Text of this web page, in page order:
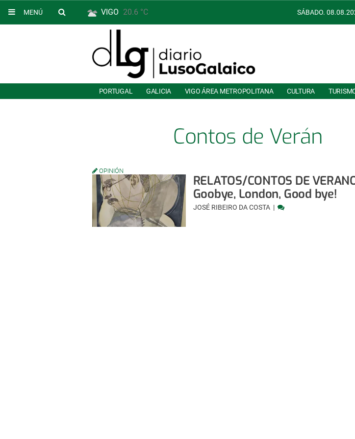
MENÚ VIGO 20.6 °C SÁBADO.
PORTUGAL GALICIA VIGO ÁREA METROPOLITANA CULTURA
Contos de Verán
OPINIÓN
RELATOS/CONTOS DE
Goobye, London, Good bye!
JOSÉ RIBEIRO DA COSTA